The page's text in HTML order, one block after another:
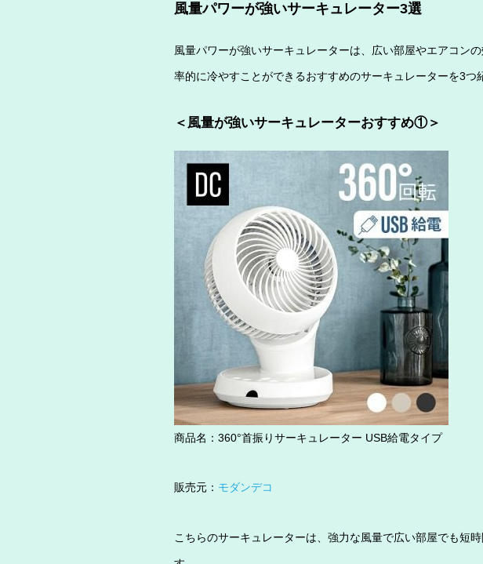
風量パワーが強いサーキュレーター3選
風量パワーが強いサーキュレーターは、広い部屋やエアコン
率的に冷やすことができるおすすめのサーキュレーターを3つ
＜風量が強いサーキュレーターおすすめ①＞
商品名：360°首振りサーキュレーター USB給電タイプ
販売元： モダンデコ
こちらのサーキュレーターは、強力な風量で広い部屋でも短